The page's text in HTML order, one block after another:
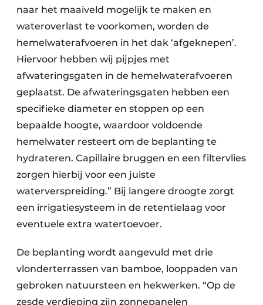
naar het maaiveld mogelijk te maken en
wateroverlast te voorkomen, worden de
hemelwaterafvoeren in het dak ‘afgeknepen’.
Hiervoor hebben wij pijpjes met
afwateringsgaten in de hemelwaterafvoeren
geplaatst. De afwateringsgaten hebben een
specifieke diameter en stoppen op een
bepaalde hoogte, waardoor voldoende
hemelwater resteert om de beplanting te
hydrateren. Capillaire bruggen en een filtervlies
zorgen hierbij voor een juiste
waterverspreiding.” Bij langere droogte zorgt
een irrigatiesysteem in de retentielaag voor
eventuele extra watertoevoer.
De beplanting wordt aangevuld met drie
vlonderterrassen van bamboe, looppaden van
gebroken natuursteen en hekwerken. “Op de
zesde verdieping zijn zonnepanelen